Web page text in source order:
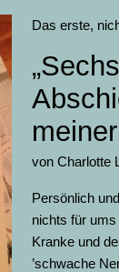
Das erste,
von Charlotte
Persönlich
nichts für
Kranke und
’schwache